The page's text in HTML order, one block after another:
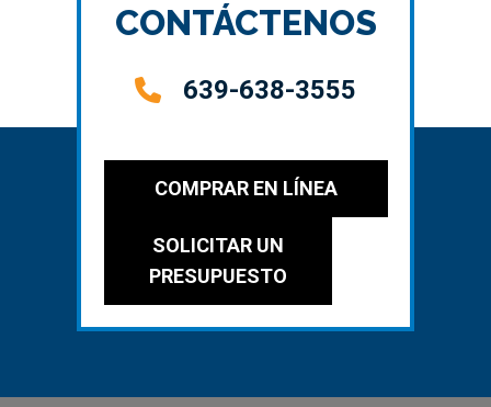
CONTÁCTENOS
639-638-3555
COMPRAR EN LÍNEA
SOLICITAR UN
PRESUPUESTO